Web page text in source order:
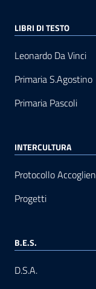
LIBRI DI TESTO
Leonardo Da Vinci
Primaria S.Agostino
Primaria Pascoli
INTERCULTURA
Protocollo
Progetti
B.E.S.
D.S.A.